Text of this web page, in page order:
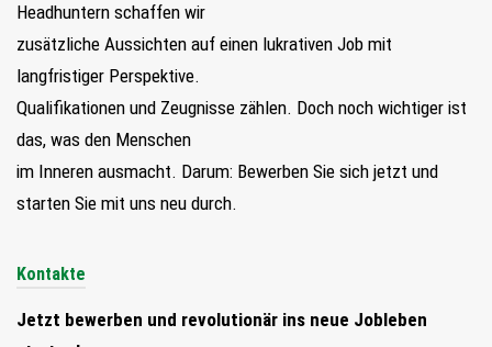
Headhuntern schaffen wir
zusätzliche Aussichten auf einen lukrativen Job mit
langfristiger Perspektive.
Qualifikationen und Zeugnisse zählen. Doch noch wichtiger ist
das, was den Menschen
im Inneren ausmacht. Darum: Bewerben Sie sich jetzt und
starten Sie mit uns neu durch.
Kontakte
Jetzt bewerben und revolutionär ins neue Jobleben